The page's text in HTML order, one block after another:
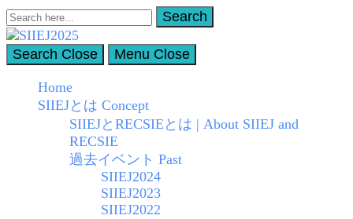
Search
for:
Search
SIIEJ2025
Summer Institute on International Education, Japan (SIIEJ)
Search Close Menu Close
Home
SIIEJとは Concept
SIIEJとRECSIEとは | About SIIEJ and
RECSIE
過去イベント Past
SIIEJ2024
SIIEJ2023
SIIEJ2022